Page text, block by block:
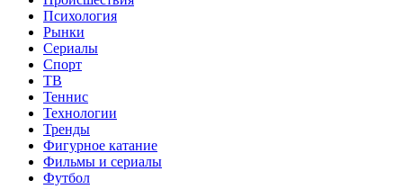
Психология
Рынки
Сериалы
Спорт
ТВ
Теннис
Технологии
Тренды
Фигурное катание
Фильмы и сериалы
Футбол